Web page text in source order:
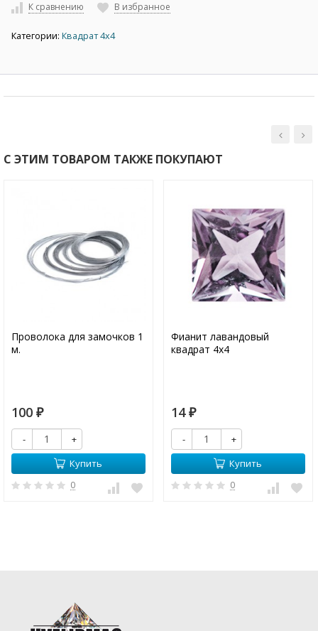
К сравнению В избранное
Категории: Квадрат 4х4
С ЭТИМ ТОВАРОМ ТАКЖЕ ПОКУПАЮТ
Проволока для замочков 1
м.
100 ₽
-
+
Купить
0
Фианит лавандовый
квадрат 4х4
14 ₽
-
+
Купить
0